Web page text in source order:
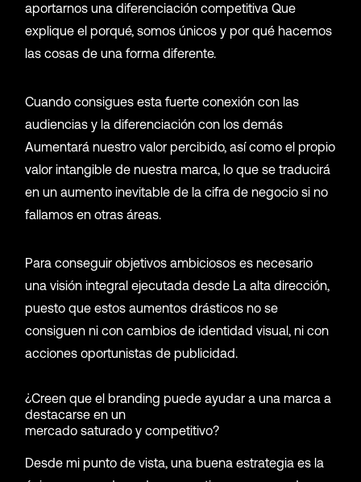
aportarnos una diferenciación competitiva Que
explique el porqué, somos únicos y por qué hacemos
las cosas de una forma diferente.
Cuando consigues esta fuerte conexión con las
audiencias y la diferenciación con los demás
Aumentará nuestro valor percibido, así como el propio
valor intangible de nuestra marca, lo que se traducirá
en un aumento inevitable de la cifra de negocio si no
fallamos en otras áreas.
Para conseguir objetivos ambiciosos es necesario
una visión integral ejecutada desde La alta dirección,
puesto que estos aumentos drásticos no se
consiguen ni con cambios de identidad visual, ni con
acciones oportunistas de publicidad.
¿Creen que el branding puede ayudar a una marca a
destacarse en un
mercado saturado y competitivo?
Desde mi punto de vista, una buena estrategia es la